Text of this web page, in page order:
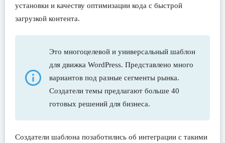
установки и качеству оптимизации кода с быстрой
загрузкой контента.
Это многоцелевой и универсальный шаблон
для движка WordPress. Представлено много
вариантов под разные сегменты рынка.
Создатели темы предлагают больше 40
готовых решений для бизнеса.
Создатели шаблона позаботились об интеграции с такими